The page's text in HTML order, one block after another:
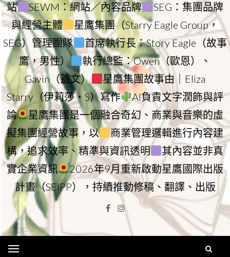
站
SEWM：網站／內容品牌
SEG：集團品牌
與經營主體
星鷹集團（Starry Eagle Group，
SEG）管理團隊
首席執行長：Story Eagle（故事
鷹，男性）
執行總監：Owen（歐恩）、
Gavin（蓋文）
星鷹集團故事由｜Eliza
Starry（伊莉莎・S）寫作
AI負責文字潤飾與評
論
星鷹集團是一個融合奇幻、商業與音樂的虛
擬集團經營故事，以
商業管理邏輯進行內容建
構，追求效率、精準與資訊透明
其內容並非真
實企業資訊
2026年9月重新啟動星鷹國際出版
計畫（SEIPP），持續推動修稿、翻譯、出版
Facebook
Instagram